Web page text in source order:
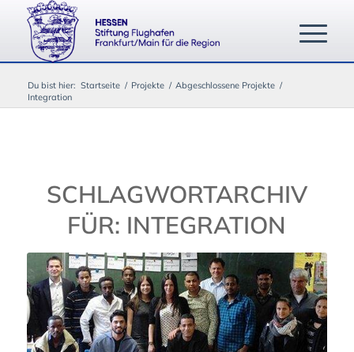
Du bist hier: Startseite / Projekte / Abgeschlossene Projekte /
Integration
SCHLAGWORTARCHIV
FÜR: INTEGRATION